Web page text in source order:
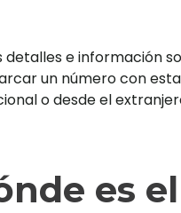
e información
un número con
o desde el
es